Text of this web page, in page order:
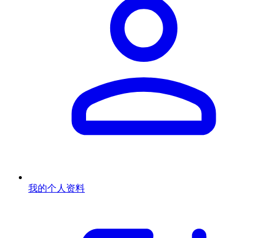
我的个人资料